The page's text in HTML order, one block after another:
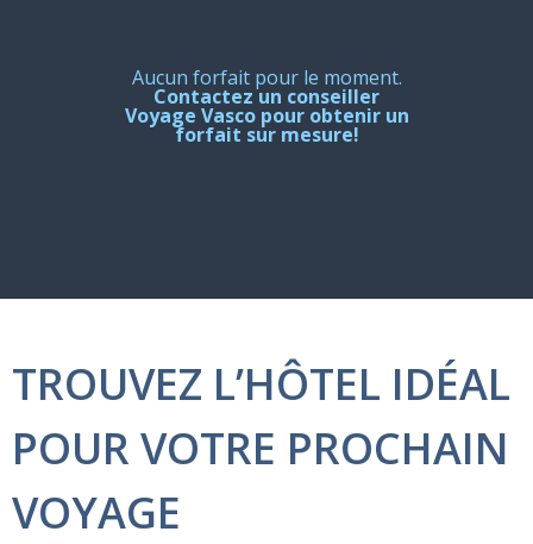
Aucun forfait pour le moment.
Contactez un conseiller
Voyage Vasco pour obtenir un
forfait sur mesure!
TROUVEZ L’HÔTEL IDÉAL
POUR VOTRE PROCHAIN
VOYAGE